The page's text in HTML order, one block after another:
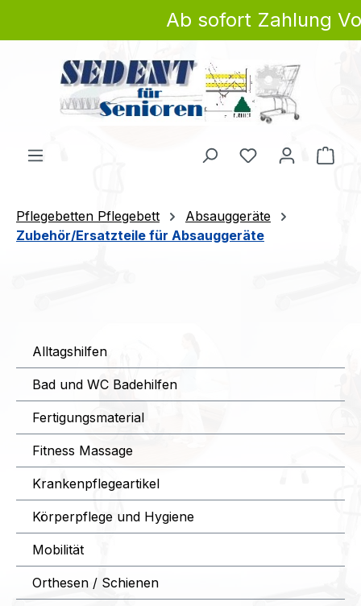
Ab sofort Zahlung
Du hast 0
Pflegebetten Pflegebett
Absauggeräte
Zubehör/Ersatzteile für Absauggeräte
Alltagshilfen
Bad und WC Badehilfen
Fertigungsmaterial
Fitness Massage
Krankenpflegeartikel
Körperpflege und Hygiene
Mobilität
Orthesen / Schienen